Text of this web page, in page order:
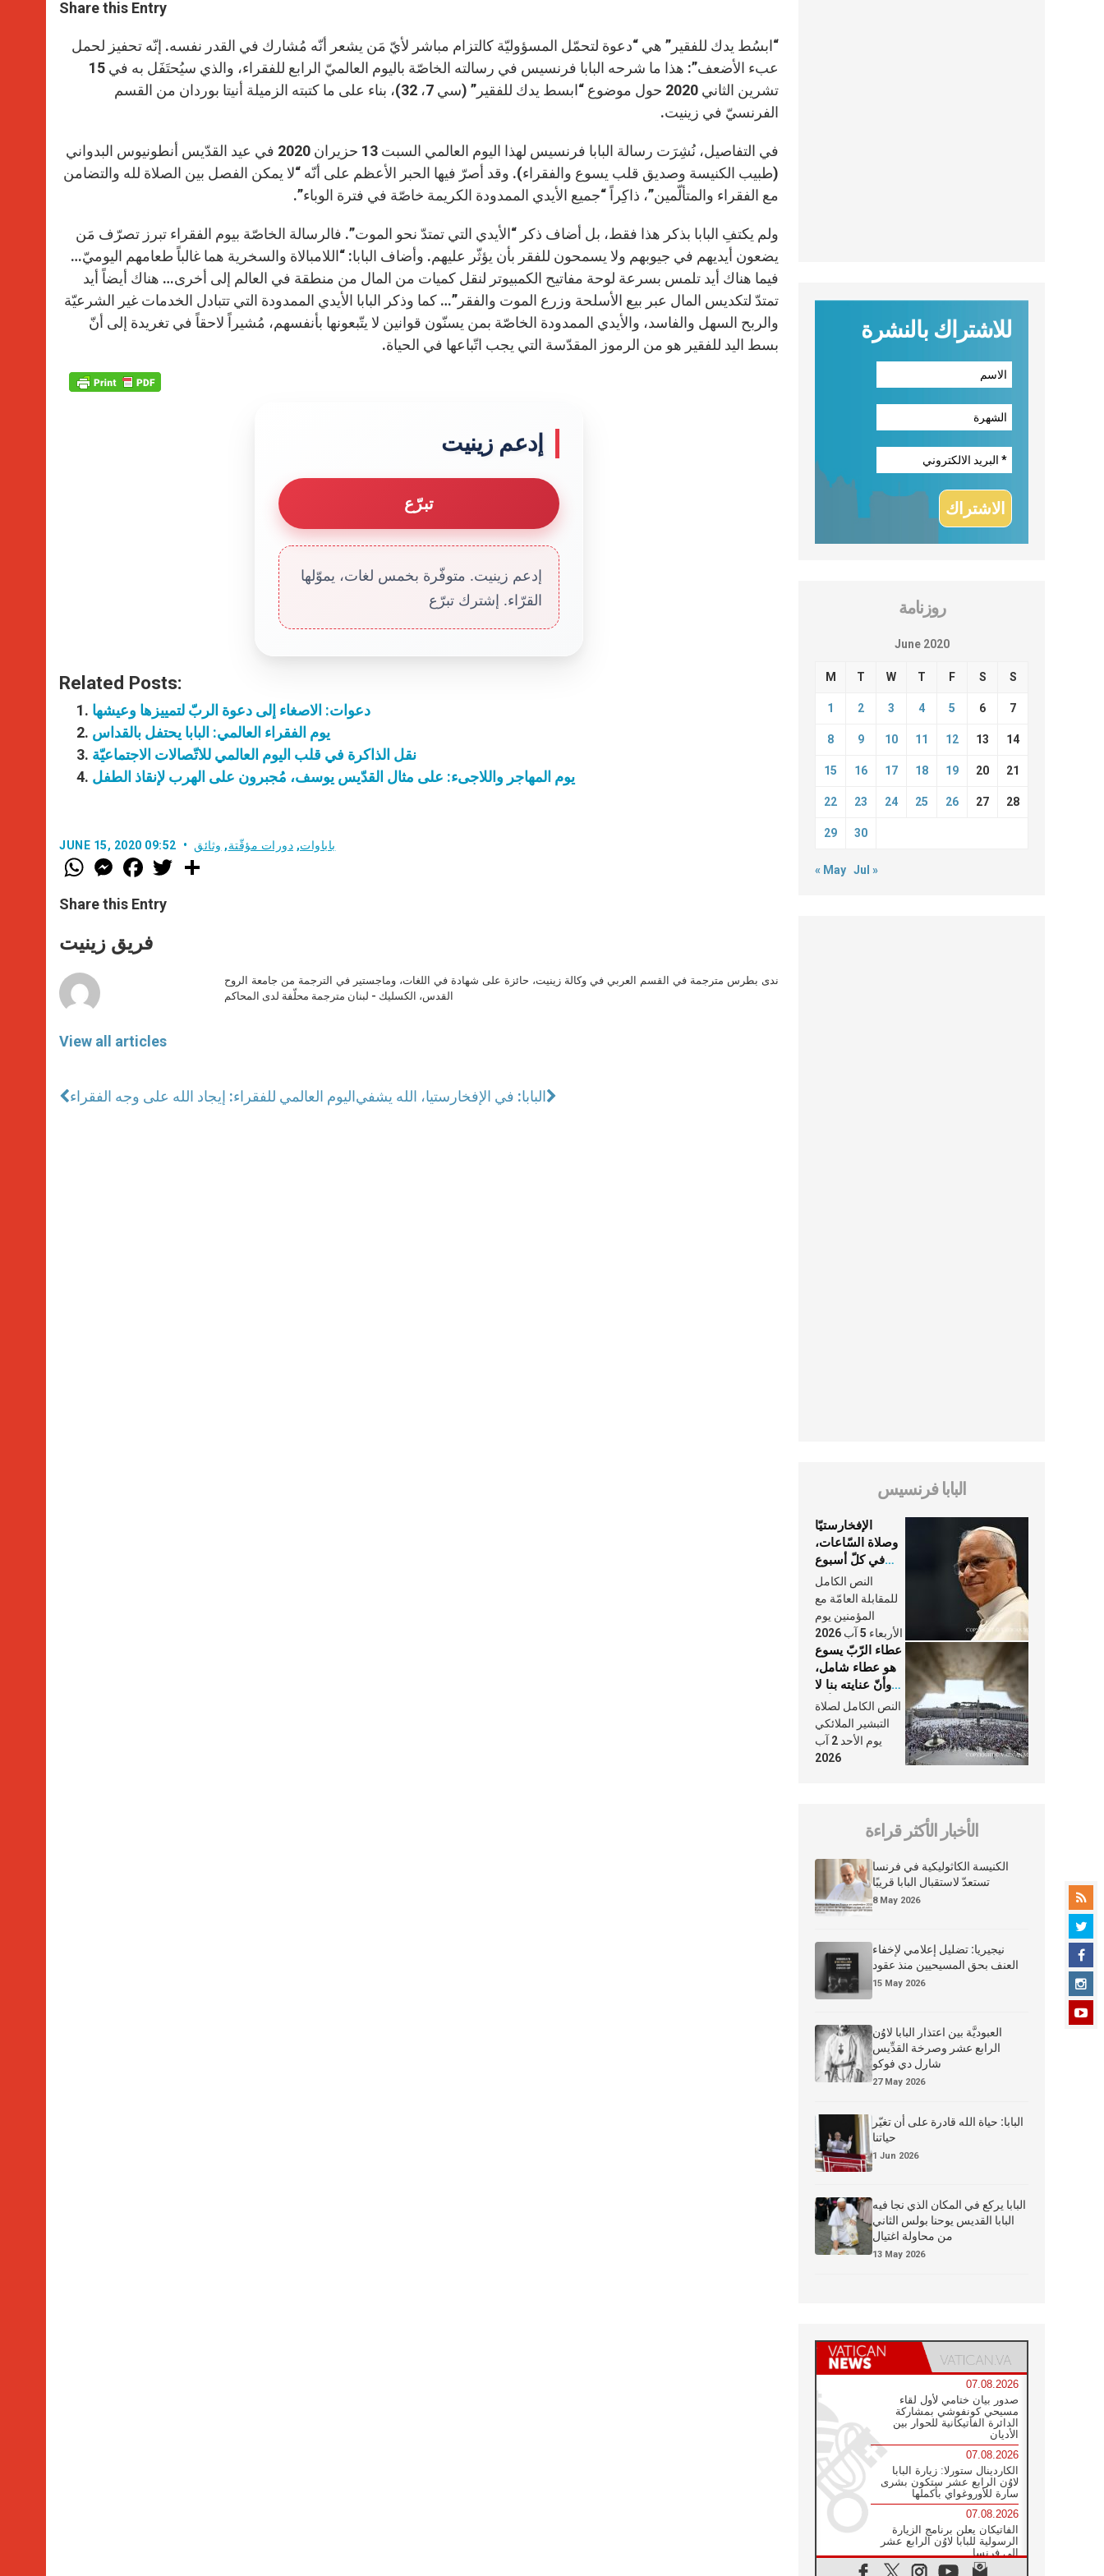
s
p
p
e
g
e
r
b
o
k
r
Share this Entry
“ابسُط يدك للفقير” هي “دعوة لتحمّل المسؤوليّة كالتزام مباشر لأيّ مَن يشعر أنّه مُشارك في القدر نفسه. إنّه تحفيز لحمل
عبء الأضعف”: هذا ما شرحه البابا فرنسيس في رسالته الخاصّة باليوم العالميّ الرابع للفقراء، والذي سيُحتَفَل به في 15
تشرين الثاني 2020 حول موضوع “ابسط يدك للفقير” (سي 7، 32)، بناء على ما كتبته الزميلة أنيتا بوردان من القسم
الفرنسيّ في زينيت.
في التفاصيل، نُشِرَت رسالة البابا فرنسيس لهذا اليوم العالمي السبت 13 حزيران 2020 في عيد القدّيس أنطونيوس البدواني
(طبيب الكنيسة وصديق قلب يسوع والفقراء). وقد أصرّ فيها الحبر الأعظم على أنّه “لا يمكن الفصل بين الصلاة لله والتضامن
مع الفقراء والمتألّمين”، ذاكِراً “جميع الأيدي الممدودة الكريمة خاصّة في فترة الوباء”.
ولم يكتفِ البابا بذكر هذا فقط، بل أضاف ذكر “الأيدي التي تمتدّ نحو الموت”. فالرسالة الخاصّة بيوم الفقراء تبرز تصرّف مَن
يضعون أيديهم في جيوبهم ولا يسمحون للفقر بأن يؤثّر عليهم. وأضاف البابا: “اللامبالاة والسخرية هما غالباً طعامهم اليوميّ…
فيما هناك أيد تلمس بسرعة لوحة مفاتيح الكمبيوتر لنقل كميات من المال من منطقة في العالم إلى أخرى… هناك أيضاً أيد
تمتدّ لتكديس المال عبر بيع الأسلحة وزرع الموت والفقر”… كما وذكر البابا الأيدي الممدودة التي تتبادل الخدمات غير الشرعيّة
والربح السهل والفاسد، والأيدي الممدودة الخاصّة بمن يسنّون قوانين لا يتّبعونها بأنفسهم، مُشيراً لاحقاً في تغريدة إلى أنّ
بسط اليد للفقير هو من الرموز المقدّسة التي يجب اتّباعها في الحياة.
إدعم زينيت
تبرّع
إدعم زينيت. متوفّرة بخمس لغات، يموّلها
القرّاء. إشترك تبرّع
Related Posts:
دعوات: الاصغاء إلى دعوة الربّ لتمييزها وعيشها
يوم الفقراء العالمي: البابا يحتفل بالقداس
نقل الذاكرة في قلب اليوم العالمي للاتّصالات الاجتماعيّة
يوم المهاجر واللاجىء: على مثال القدّيس يوسف، مُجبرون على الهرب لإنقاذ الطفل
JUNE 15, 2020 09:52 باباوات, دورات مؤقّتة, وثائق
W
h
t
s
p
p
M
e
s
e
g
e
F
a
e
b
o
k
w
Share this Entry
فريق زينيت
View all articles
ندى بطرس مترجمة في القسم العربي في وكالة زينيت، حائزة على شهادة في اللغات، وماجستير في الترجمة من جامعة الروح
القدس، الكسليك - لبنان مترجمة محلّفة لدى المحاكم
اليوم العالمي للفقراء: إيجاد الله على وجه الفقراءالبابا: في الإفخارستيا، الله يشفي
للاشتراك بالنشرة
روزنامة
June 2020
M T W T F S S
1 2 3 4 5 6 7
8 9 10 11 12 13 14
15 16 17 18 19 20 21
22 23 24 25 26 27 28
29 30
« May Jul »
البابا فرنسيس
الإفخارستيّا
وصلاة السّاعات،
في كلّ أسبوع
وكلّ يوم، هما
النَّفَس في حياة
الكنيسة
النص الكامل
للمقابلة العامّة مع
المؤمنين يوم
الأربعاء 5 آب 2026
عطاء الرّبّ يسوع
هو عطاء شامل،
وأنّ عنايته بنا لا
تغيب عنّا أبدًا
النص الكامل لصلاة
التبشير الملائكي
يوم الأحد 2 آب
2026
الأخبار الأكثر قراءة
الكنيسة الكاثوليكية في فرنسا
تستعدّ لاستقبال البابا قريبًا
8 May 2026
نيجيريا: تضليل إعلامي لإخفاء
العنف بحق المسيحيين منذ عقود
15 May 2026
العبوديَّة بين اعتذار البابا لاوُن
الرابع عشر وصرخة القدِّيس
شارل دي فوكو
27 May 2026
البابا: حياة الله قادرة على أن تغيّر
حياتنا
1 Jun 2026
البابا يركع في المكان الذي نجا فيه
البابا القديس يوحنا بولس الثاني
من محاولة اغتيال
13 May 2026
07.08.2026
صدور بيان ختامي لأول لقاء
مسيحي كونفوشي بمشاركة
الدائرة الفاتيكانية للحوار بين
الأديان
07.08.2026
الكاردينال ستورلا: زيارة البابا
لاوُن الرابع عشر ستكون بشرى
سارة للأوروغواي بأكملها
07.08.2026
الفاتيكان يعلن برنامج الزيارة
الرسولية للبابا لاوُن الرابع عشر
إلى فرنسا
07.08.2026